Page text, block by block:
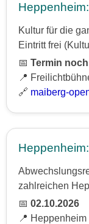
Kultur für die
Eintritt frei
📅Termin
📍
🔗 maiberg-
zahlreichen
📅02.10.2026
📍